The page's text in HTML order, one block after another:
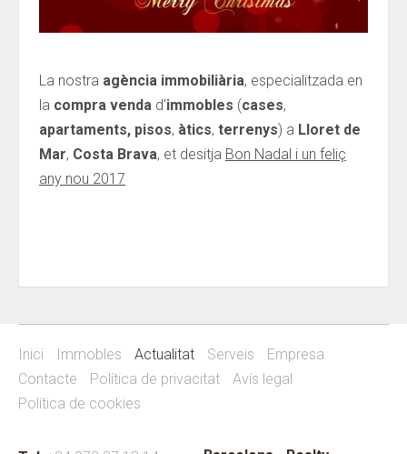
La nostra agència immobiliària, especialitzada en
la compra venda d'immobles (cases,
apartaments, pisos, àtics, terrenys) a Lloret de
Mar, Costa Brava, et desitja Bon Nadal i un feliç
any nou 2017
Inici Immobles Actualitat Serveis
Empresa
Contacte
Política de privacitat
Avís legal
Política de cookies